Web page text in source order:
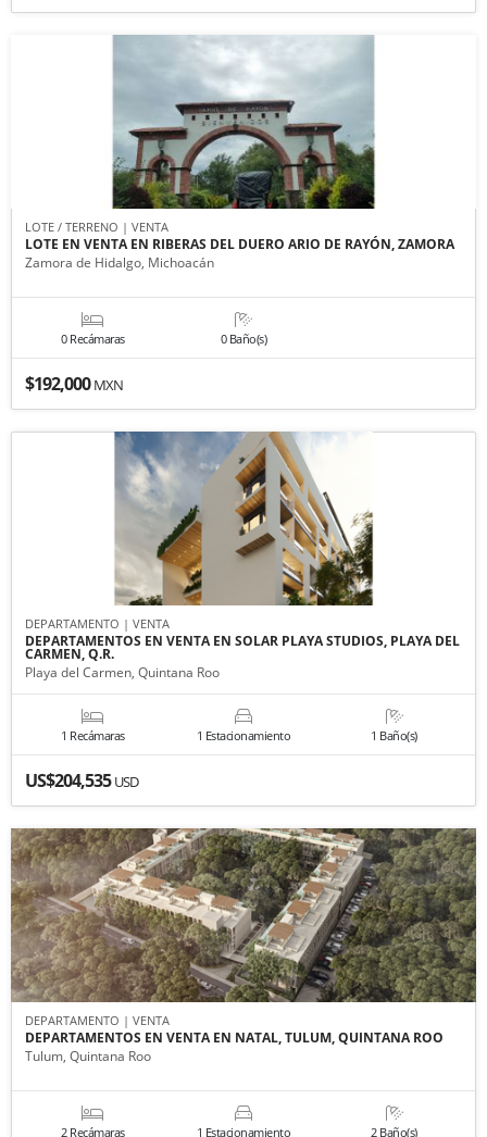
LOTE / TERRENO | VENTA
LOTE EN VENTA EN RIBERAS DEL DUERO ARIO DE RAYÓN, ZAMORA
Zamora de Hidalgo, Michoacán
0 Recámaras 0 Baño(s)
$192,000MXN
DEPARTAMENTO | VENTA
DEPARTAMENTOS EN VENTA EN SOLAR PLAYA STUDIOS, PLAYA DEL
CARMEN, Q.R.
Playa del Carmen, Quintana Roo
1 Recámaras 1 Estacionamiento 1 Baño(s)
US$204,535USD
DEPARTAMENTO | VENTA
DEPARTAMENTOS EN VENTA EN NATAL, TULUM, QUINTANA ROO
Tulum, Quintana Roo
2 Recámaras 1 Estacionamiento 2 Baño(s)